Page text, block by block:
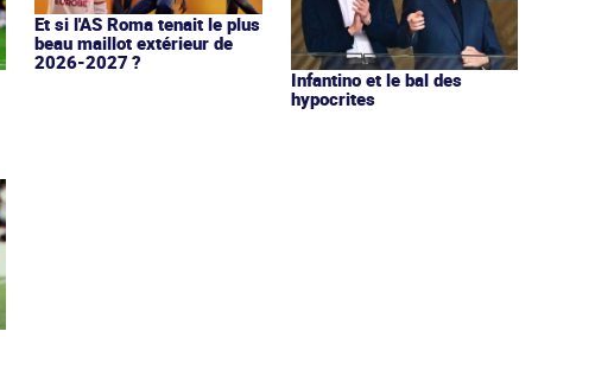
Et si l'AS Roma tenait le plus
beau maillot extérieur de
2026-2027 ?
Infantino et le bal des
hypocrites